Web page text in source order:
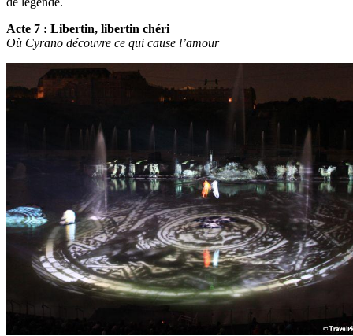
Acte 7 : Libertin, libertin chéri
Où Cyrano découvre ce qui cause l’amour